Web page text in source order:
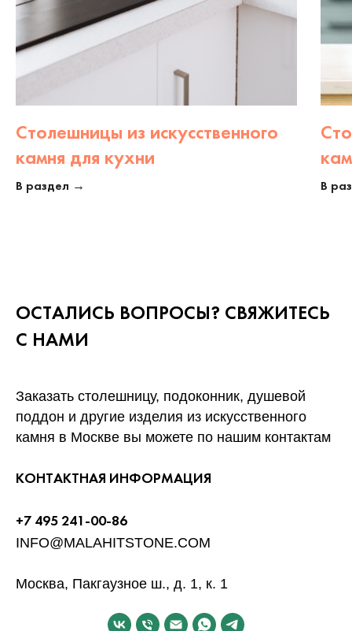
Столешницы из искусственного
камня для кухни
В раздел → В
ОСТАЛИСЬ ВОПРОСЫ? СВЯЖИТЕСЬ
С НАМИ
Заказать столешницу, подоконник, душевой
поддон и другие изделия из искусственного
камня в Москве вы можете по нашим контактам
КОНТАКТНАЯ ИНФОРМАЦИЯ
+7 495 241-00-86
INFO@MALAHITSTONE.COM
Москва, Пакгаузное ш., д. 1, к. 1